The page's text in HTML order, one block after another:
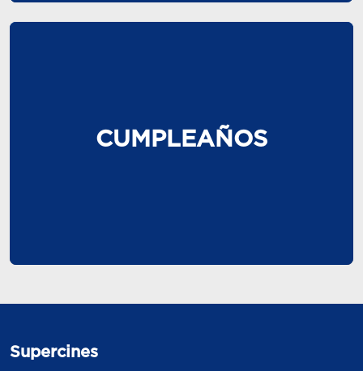
CUMPLEAÑOS
Supercines